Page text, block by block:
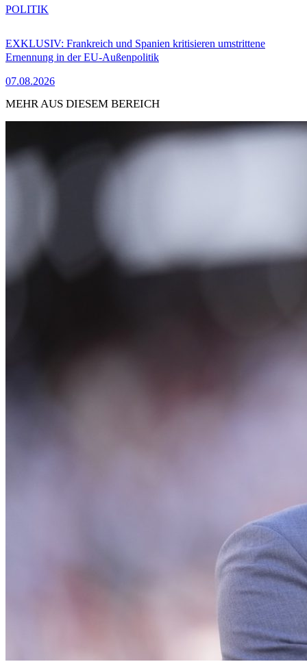
EXKLUSIV: Frankreich und Spanien kritisieren umstrittene
Ernennung in der EU-Außenpolitik
07.08.2026
POLITIK
MEHR AUS DIESEM BEREICH